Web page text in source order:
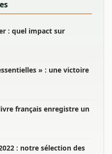
: quel impact sur
» : une victoire
français enregistre un
: notre sélection des